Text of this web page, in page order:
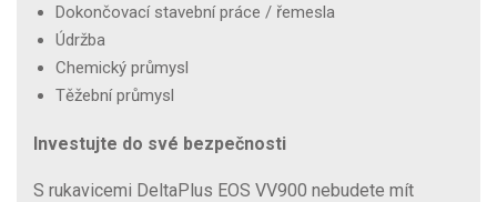
Dokončovací stavební práce / řemesla
Údržba
Chemický průmysl
Těžební průmysl
Investujte do své bezpečnosti
S rukavicemi DeltaPlus EOS VV900 nebudete mít